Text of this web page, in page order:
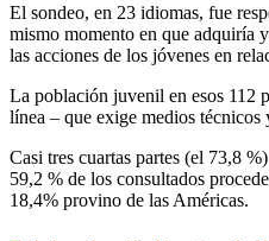
El sondeo, en 23 idiomas, fue
mismo momento en que adquiría
las acciones de los jóvenes en
La población juvenil en esos 112
línea – que exige medios
Casi tres cuartas partes (el 73,8
59,2 % de los consultados
18,4% provino de las Américas.